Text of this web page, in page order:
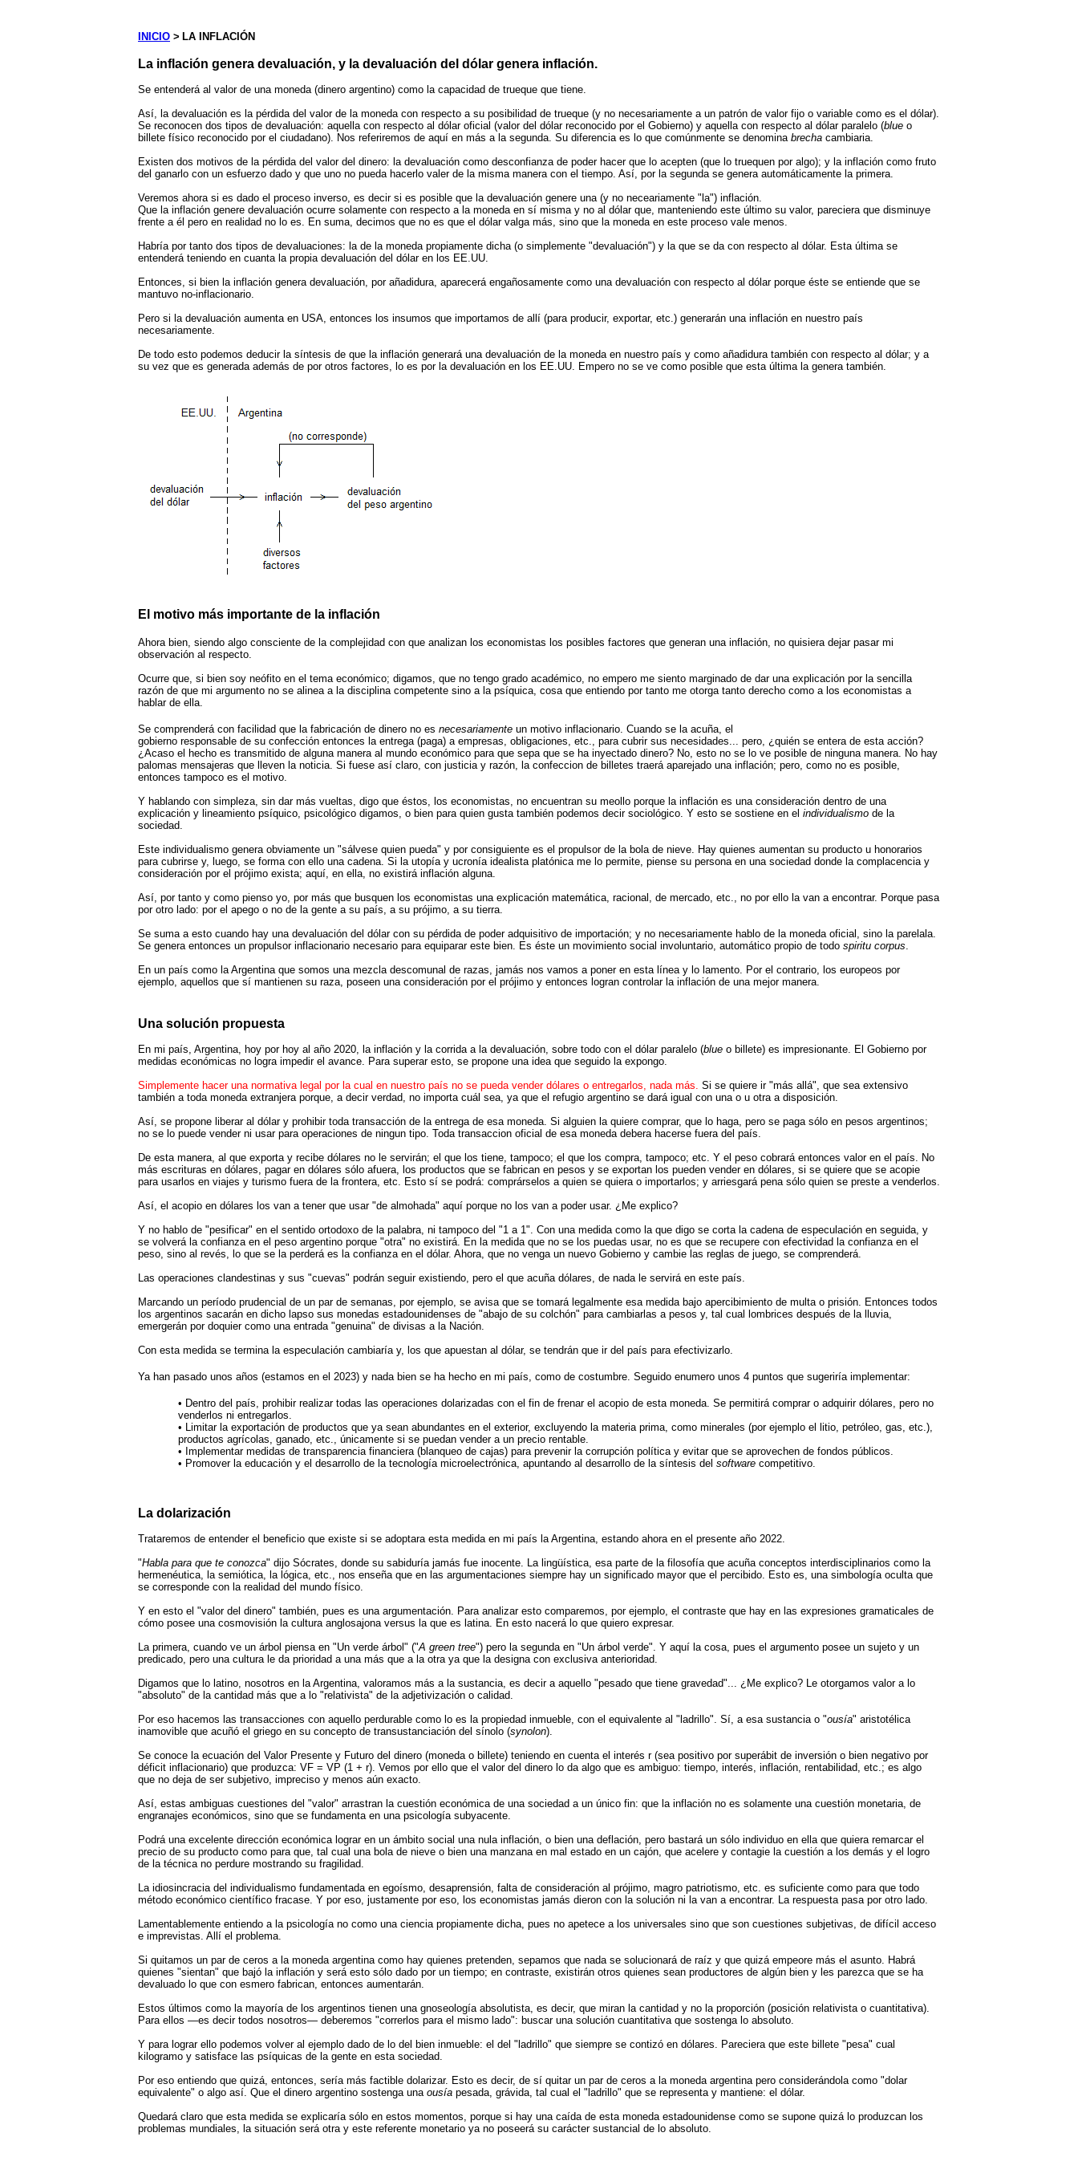
INICIO > LA INFLACIÓN
La inflación genera devaluación, y la devaluación del dólar genera inflación.
Se entenderá al valor de una moneda (dinero argentino) como la capacidad de trueque que tiene.
Así, la devaluación es la pérdida del valor de la moneda con respecto a su posibilidad de trueque (y no necesariamente a un patrón de valor fijo o variable como es el dólar).
Se reconocen dos tipos de devaluación: aquella con respecto al dólar oficial (valor del dólar reconocido por el Gobierno) y aquella con respecto al dólar paralelo (blue o
billete físico reconocido por el ciudadano). Nos referiremos de aquí en más a la segunda. Su diferencia es lo que comúnmente se denomina brecha cambiaria.
Existen dos motivos de la pérdida del valor del dinero: la devaluación como desconfianza de poder hacer que lo acepten (que lo truequen por algo); y la inflación como fruto
del ganarlo con un esfuerzo dado y que uno no pueda hacerlo valer de la misma manera con el tiempo. Así, por la segunda se genera automáticamente la primera.
Veremos ahora si es dado el proceso inverso, es decir si es posible que la devaluación genere una (y no neceariamente "la") inflación.
Que la inflación genere devaluación ocurre solamente con respecto a la moneda en sí misma y no al dólar que, manteniendo este último su valor, pareciera que disminuye
frente a él pero en realidad no lo es. En suma, decimos que no es que el dólar valga más, sino que la moneda en este proceso vale menos.
Habría por tanto dos tipos de devaluaciones: la de la moneda propiamente dicha (o simplemente "devaluación") y la que se da con respecto al dólar. Esta última se
entenderá teniendo en cuanta la propia devaluación del dólar en los EE.UU.
Entonces, si bien la inflación genera devaluación, por añadidura, aparecerá engañosamente como una devaluación con respecto al dólar porque éste se entiende que se
mantuvo no-inflacionario.
Pero si la devaluación aumenta en USA, entonces los insumos que importamos de allí (para producir, exportar, etc.) generarán una inflación en nuestro país
necesariamente.
De todo esto podemos deducir la síntesis de que la inflación generará una devaluación de la moneda en nuestro país y como añadidura también con respecto al dólar; y a
su vez que es generada además de por otros factores, lo es por la devaluación en los EE.UU. Empero no se ve como posible que esta última la genera también.
El motivo más importante de la inflación
Ahora bien, siendo algo consciente de la complejidad con que analizan los economistas los posibles factores que generan una inflación, no quisiera dejar pasar mi
observación al respecto.
Ocurre que, si bien soy neófito en el tema económico; digamos, que no tengo grado académico, no empero me siento marginado de dar una explicación por la sencilla
razón de que mi argumento no se alinea a la disciplina competente sino a la psíquica, cosa que entiendo por tanto me otorga tanto derecho como a los economistas a
hablar de ella.
Se comprenderá con facilidad que la fabricación de dinero no es necesariamente un motivo inflacionario. Cuando se la acuña, el
gobierno responsable de su confección entonces la entrega (paga) a empresas, obligaciones, etc., para cubrir sus necesidades... pero, ¿quién se entera de esta acción?
¿Acaso el hecho es transmitido de alguna manera al mundo económico para que sepa que se ha inyectado dinero? No, esto no se lo ve posible de ninguna manera. No hay
palomas mensajeras que lleven la noticia. Si fuese así claro, con justicia y razón, la confeccion de billetes traerá aparejado una inflación; pero, como no es posible,
entonces tampoco es el motivo.
Y hablando con simpleza, sin dar más vueltas, digo que éstos, los economistas, no encuentran su meollo porque la inflación es una consideración dentro de una
explicación y lineamiento psíquico, psicológico digamos, o bien para quien gusta también podemos decir sociológico. Y esto se sostiene en el individualismo de la
sociedad.
Este individualismo genera obviamente un "sálvese quien pueda" y por consiguiente es el propulsor de la bola de nieve. Hay quienes aumentan su producto u honorarios
para cubrirse y, luego, se forma con ello una cadena. Si la utopía y ucronía idealista platónica me lo permite, piense su persona en una sociedad donde la complacencia y
consideración por el prójimo exista; aquí, en ella, no existirá inflación alguna.
Así, por tanto y como pienso yo, por más que busquen los economistas una explicación matemática, racional, de mercado, etc., no por ello la van a encontrar. Porque pasa
por otro lado: por el apego o no de la gente a su país, a su prójimo, a su tierra.
Se suma a esto cuando hay una devaluación del dólar con su pérdida de poder adquisitivo de importación; y no necesariamente hablo de la moneda oficial, sino la parelala.
Se genera entonces un propulsor inflacionario necesario para equiparar este bien. Es éste un movimiento social involuntario, automático propio de todo spiritu corpus.
En un país como la Argentina que somos una mezcla descomunal de razas, jamás nos vamos a poner en esta línea y lo lamento. Por el contrario, los europeos por
ejemplo, aquellos que sí mantienen su raza, poseen una consideración por el prójimo y entonces logran controlar la inflación de una mejor manera.
Una solución propuesta
En mi país, Argentina, hoy por hoy al año 2020, la inflación y la corrida a la devaluación, sobre todo con el dólar paralelo (blue o billete) es impresionante. El Gobierno por
medidas económicas no logra impedir el avance. Para superar esto, se propone una idea que seguido la expongo.
Simplemente hacer una normativa legal por la cual en nuestro país no se pueda vender dólares o entregarlos, nada más. Si se quiere ir "más allá", que sea extensivo
también a toda moneda extranjera porque, a decir verdad, no importa cuál sea, ya que el refugio argentino se dará igual con una o u otra a disposición.
Así, se propone liberar al dólar y prohibir toda transacción de la entrega de esa moneda. Si alguien la quiere comprar, que lo haga, pero se paga sólo en pesos argentinos;
no se lo puede vender ni usar para operaciones de ningun tipo. Toda transaccion oficial de esa moneda debera hacerse fuera del país.
De esta manera, al que exporta y recibe dólares no le servirán; el que los tiene, tampoco; el que los compra, tampoco; etc. Y el peso cobrará entonces valor en el país. No
más escrituras en dólares, pagar en dólares sólo afuera, los productos que se fabrican en pesos y se exportan los pueden vender en dólares, si se quiere que se acopie
para usarlos en viajes y turismo fuera de la frontera, etc. Esto sí se podrá: comprárselos a quien se quiera o importarlos; y arriesgará pena sólo quien se preste a venderlos.
Así, el acopio en dólares los van a tener que usar "de almohada" aquí porque no los van a poder usar. ¿Me explico?
Y no hablo de "pesificar" en el sentido ortodoxo de la palabra, ni tampoco del "1 a 1". Con una medida como la que digo se corta la cadena de especulación en seguida, y
se volverá la confianza en el peso argentino porque "otra" no existirá. En la medida que no se los puedas usar, no es que se recupere con efectividad la confianza en el
peso, sino al revés, lo que se la perderá es la confianza en el dólar. Ahora, que no venga un nuevo Gobierno y cambie las reglas de juego, se comprenderá.
Las operaciones clandestinas y sus "cuevas" podrán seguir existiendo, pero el que acuña dólares, de nada le servirá en este país.
Marcando un período prudencial de un par de semanas, por ejemplo, se avisa que se tomará legalmente esa medida bajo apercibimiento de multa o prisión. Entonces todos
los argentinos sacarán en dicho lapso sus monedas estadounidenses de "abajo de su colchón" para cambiarlas a pesos y, tal cual lombrices después de la lluvia,
emergerán por doquier como una entrada "genuina" de divisas a la Nación.
Con esta medida se termina la especulación cambiaría y, los que apuestan al dólar, se tendrán que ir del país para efectivizarlo.
Ya han pasado unos años (estamos en el 2023) y nada bien se ha hecho en mi país, como de costumbre. Seguido enumero unos 4 puntos que sugeriría implementar:
• Dentro del país, prohibir realizar todas las operaciones dolarizadas con el fin de frenar el acopio de esta moneda. Se permitirá comprar o adquirir dólares, pero no
venderlos ni entregarlos.
• Limitar la exportación de productos que ya sean abundantes en el exterior, excluyendo la materia prima, como minerales (por ejemplo el litio, petróleo, gas, etc.),
productos agrícolas, ganado, etc., únicamente si se puedan vender a un precio rentable.
• Implementar medidas de transparencia financiera (blanqueo de cajas) para prevenir la corrupción política y evitar que se aprovechen de fondos públicos.
• Promover la educación y el desarrollo de la tecnología microelectrónica, apuntando al desarrollo de la síntesis del software competitivo.
La dolarización
Trataremos de entender el beneficio que existe si se adoptara esta medida en mi país la Argentina, estando ahora en el presente año 2022.
"Habla para que te conozca" dijo Sócrates, donde su sabiduría jamás fue inocente. La lingüística, esa parte de la filosofía que acuña conceptos interdisciplinarios como la
hermenéutica, la semiótica, la lógica, etc., nos enseña que en las argumentaciones siempre hay un significado mayor que el percibido. Esto es, una simbología oculta que
se corresponde con la realidad del mundo físico.
Y en esto el "valor del dinero" también, pues es una argumentación. Para analizar esto comparemos, por ejemplo, el contraste que hay en las expresiones gramaticales de
cómo posee una cosmovisión la cultura anglosajona versus la que es latina. En esto nacerá lo que quiero expresar.
La primera, cuando ve un árbol piensa en "Un verde árbol" ("A green tree") pero la segunda en "Un árbol verde". Y aquí la cosa, pues el argumento posee un sujeto y un
predicado, pero una cultura le da prioridad a una más que a la otra ya que la designa con exclusiva anterioridad.
Digamos que lo latino, nosotros en la Argentina, valoramos más a la sustancia, es decir a aquello "pesado que tiene gravedad"... ¿Me explico? Le otorgamos valor a lo
"absoluto" de la cantidad más que a lo "relativista" de la adjetivización o calidad.
Por eso hacemos las transacciones con aquello perdurable como lo es la propiedad inmueble, con el equivalente al "ladrillo". Sí, a esa sustancia o "ousía" aristotélica
inamovible que acuñó el griego en su concepto de transustanciación del sínolo (synolon).
Se conoce la ecuación del Valor Presente y Futuro del dinero (moneda o billete) teniendo en cuenta el interés r (sea positivo por superábit de inversión o bien negativo por
déficit inflacionario) que produzca: VF = VP (1 + r). Vemos por ello que el valor del dinero lo da algo que es ambiguo: tiempo, interés, inflación, rentabilidad, etc.; es algo
que no deja de ser subjetivo, impreciso y menos aún exacto.
Así, estas ambiguas cuestiones del "valor" arrastran la cuestión económica de una sociedad a un único fin: que la inflación no es solamente una cuestión monetaria, de
engranajes económicos, sino que se fundamenta en una psicología subyacente.
Podrá una excelente dirección económica lograr en un ámbito social una nula inflación, o bien una deflación, pero bastará un sólo individuo en ella que quiera remarcar el
precio de su producto como para que, tal cual una bola de nieve o bien una manzana en mal estado en un cajón, que acelere y contagie la cuestión a los demás y el logro
de la técnica no perdure mostrando su fragilidad.
La idiosincracia del individualismo fundamentada en egoísmo, desaprensión, falta de consideración al prójimo, magro patriotismo, etc. es suficiente como para que todo
método económico científico fracase. Y por eso, justamente por eso, los economistas jamás dieron con la solución ni la van a encontrar. La respuesta pasa por otro lado.
Lamentablemente entiendo a la psicología no como una ciencia propiamente dicha, pues no apetece a los universales sino que son cuestiones subjetivas, de difícil acceso
e imprevistas. Allí el problema.
Si quitamos un par de ceros a la moneda argentina como hay quienes pretenden, sepamos que nada se solucionará de raíz y que quizá empeore más el asunto. Habrá
quienes "sientan" que bajó la inflación y será esto sólo dado por un tiempo; en contraste, existirán otros quienes sean productores de algún bien y les parezca que se ha
devaluado lo que con esmero fabrican, entonces aumentarán.
Estos últimos como la mayoría de los argentinos tienen una gnoseología absolutista, es decir, que miran la cantidad y no la proporción (posición relativista o cuantitativa).
Para ellos —es decir todos nosotros— deberemos "correrlos para el mismo lado": buscar una solución cuantitativa que sostenga lo absoluto.
Y para lograr ello podemos volver al ejemplo dado de lo del bien inmueble: el del "ladrillo" que siempre se contizó en dólares. Pareciera que este billete "pesa" cual
kilogramo y satisface las psíquicas de la gente en esta sociedad.
Por eso entiendo que quizá, entonces, sería más factible dolarizar. Esto es decir, de sí quitar un par de ceros a la moneda argentina pero considerándola como "dolar
equivalente" o algo así. Que el dinero argentino sostenga una ousía pesada, grávida, tal cual el "ladrillo" que se representa y mantiene: el dólar.
Quedará claro que esta medida se explicaría sólo en estos momentos, porque si hay una caída de esta moneda estadounidense como se supone quizá lo produzcan los
problemas mundiales, la situación será otra y este referente monetario ya no poseerá su carácter sustancial de lo absoluto.